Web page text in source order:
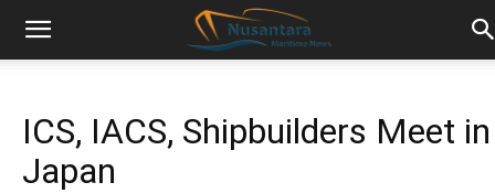
ICS, IACS, Shipbuilders Meet in
Japan